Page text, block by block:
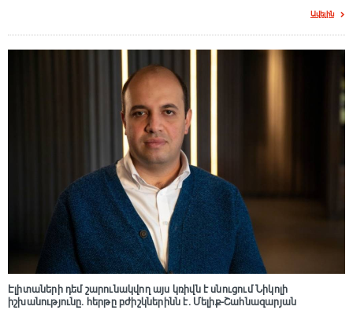
Ավելին
Էլիտաների դեմ շարունակվող այս կռիվն է սնուցում Նիկոլի
իշխանությունը. հերթը բժիշկներինն է. Մելիք-Շահնազարյան